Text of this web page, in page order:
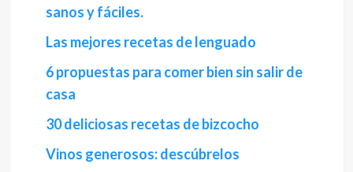
sanos y fáciles.
Las mejores recetas de lenguado
6 propuestas para comer bien sin salir de
casa
30 deliciosas recetas de bizcocho
Vinos generosos: descúbrelos